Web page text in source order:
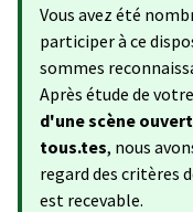
Vous avez été
participer à ce
sommes
Après étude de
d'une scène
tous.tes, nous
regard des critères
est recevable.